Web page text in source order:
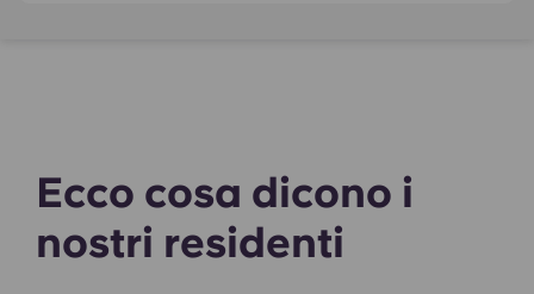
Ecco cosa dicono i
nostri residenti